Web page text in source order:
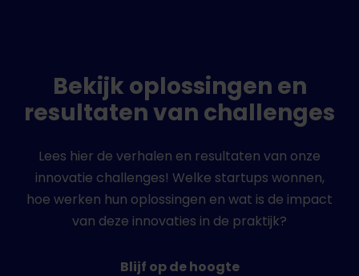
Bekijk oplossingen en
resultaten van challenges
Lees hier de verhalen en resultaten van onze
innovatie challenges! Welke startups wonnen,
hoe werken hun oplossingen en wat is de impact
van deze innovaties in de praktijk?
Blijf op de hoogte